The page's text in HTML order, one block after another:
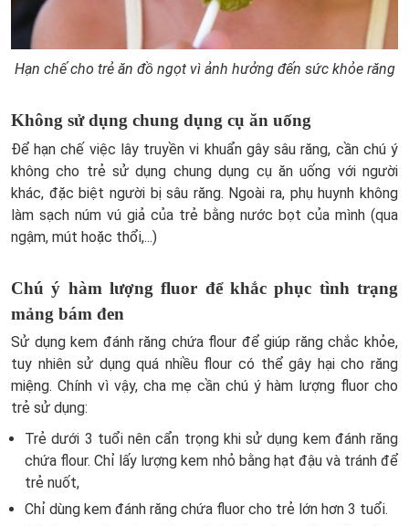
Hạn chế cho trẻ ăn đồ ngọt vì ảnh hưởng đến sức khỏe răng
Không sử dụng chung dụng cụ ăn uống
Để hạn chế việc lây truyền vi khuẩn gây sâu răng, cần chú ý
không cho trẻ sử dụng chung dụng cụ ăn uống với người
khác, đặc biệt người bị sâu răng. Ngoài ra, phụ huynh không
làm sạch núm vú giả của trẻ bằng nước bọt của mình (qua
ngậm, mút hoặc thổi,...)
Chú ý hàm lượng fluor để khắc phục tình trạng
mảng bám đen
Sử dụng kem đánh răng chứa flour để giúp răng chắc khỏe,
tuy nhiên sử dụng quá nhiều flour có thể gây hại cho răng
miệng. Chính vì vậy, cha mẹ cần chú ý hàm lượng fluor cho
trẻ sử dụng:
Trẻ dưới 3 tuổi nên cẩn trọng khi sử dụng kem đánh răng
chứa flour. Chỉ lấy lượng kem nhỏ bằng hạt đậu và tránh để
trẻ nuốt,
Chỉ dùng kem đánh răng chứa fluor cho trẻ lớn hơn 3 tuổi.